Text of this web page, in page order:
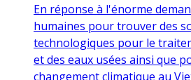
En réponse à l'énorme
humaines pour trouver des
technologiques pour le
et des eaux usées ainsi que
changement climatique au